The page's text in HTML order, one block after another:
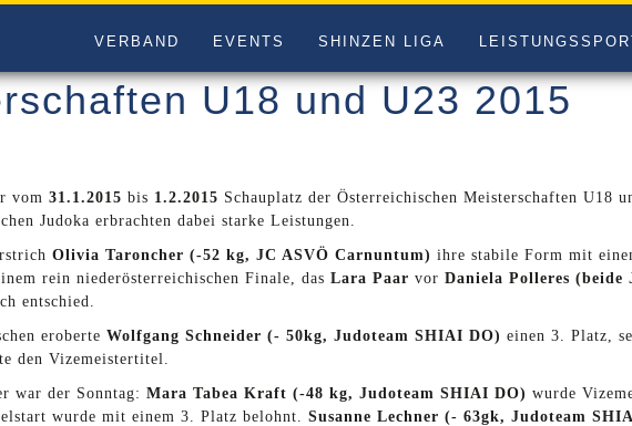
VERBAND EVENTS SHINZEN LIGA
U18 und U23 2015
vom 31.1.2015 bis 1.2.2015 Schauplatz der Österreichischen Meisterschaften U18
Judoka erbrachten dabei starke Leistungen.
Olivia Taroncher (-52 kg, JC ASVÖ Carnuntum) ihre stabile Form mit
rein niederösterreichischen Finale, das Lara Paar vor Daniela Polleres (beide
entschied.
eroberte Wolfgang Schneider (- 50kg, Judoteam SHIAI DO) einen 3. Platz,
den Vizemeistertitel.
war der Sonntag: Mara Tabea Kraft (-48 kg, Judoteam SHIAI DO) wurde
wurde mit einem 3. Platz belohnt. Susanne Lechner (- 63gk, Judoteam